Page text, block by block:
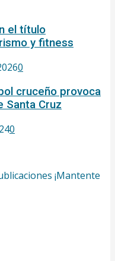
el título
y fitness
0
cruceño provoca
Santa Cruz
0
¡Mantente